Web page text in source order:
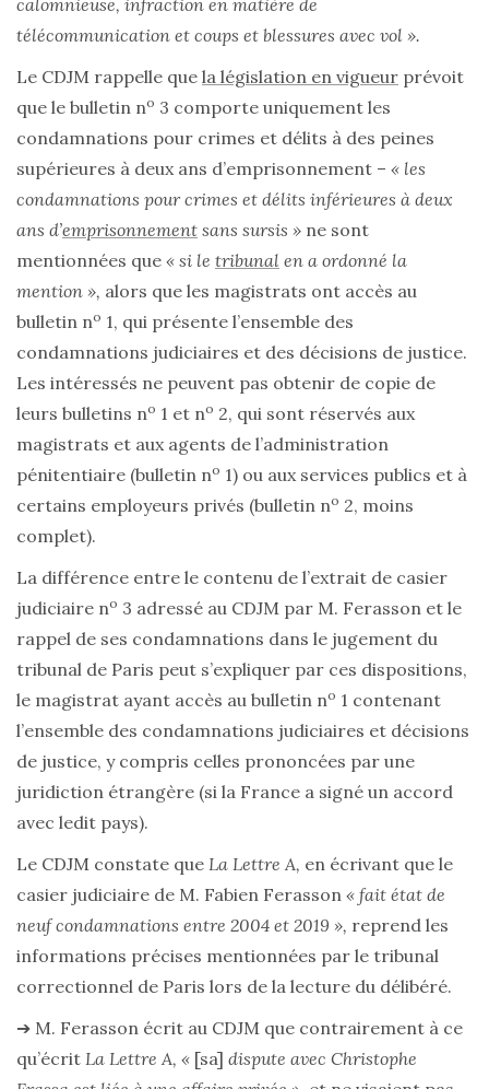
calomnieuse, infraction en matière de
télécommunication et coups et blessures avec vol ».
Le CDJM rappelle que la législation en vigueur prévoit
que le bulletin no 3 comporte uniquement les
condamnations pour crimes et délits à des peines
supérieures à deux ans d’emprisonnement – « les
condamnations pour crimes et délits inférieures à deux
ans d’emprisonnement sans sursis » ne sont
mentionnées que « si le tribunal en a ordonné la
mention », alors que les magistrats ont accès au
bulletin no 1, qui présente l’ensemble des
condamnations judiciaires et des décisions de justice.
Les intéressés ne peuvent pas obtenir de copie de
leurs bulletins no 1 et no 2, qui sont réservés aux
magistrats et aux agents de l’administration
pénitentiaire (bulletin no 1) ou aux services publics et à
certains employeurs privés (bulletin no 2, moins
complet).
La différence entre le contenu de l’extrait de casier
judiciaire no 3 adressé au CDJM par M. Ferasson et le
rappel de ses condamnations dans le jugement du
tribunal de Paris peut s’expliquer par ces dispositions,
le magistrat ayant accès au bulletin no 1 contenant
l’ensemble des condamnations judiciaires et décisions
de justice, y compris celles prononcées par une
juridiction étrangère (si la France a signé un accord
avec ledit pays).
Le CDJM constate que La Lettre A, en écrivant que le
casier judiciaire de M. Fabien Ferasson « fait état de
neuf condamnations entre 2004 et 2019 », reprend les
informations précises mentionnées par le tribunal
correctionnel de Paris lors de la lecture du délibéré.
➔ M. Ferasson écrit au CDJM que contrairement à ce
qu’écrit La Lettre A, « [sa] dispute avec Christophe